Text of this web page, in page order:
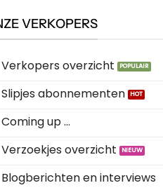
VERKOPERS
Verkopers overzicht
Slipjes abonnementen
Coming up ...
Verzoekjes overzicht
Blogberichten en interviews